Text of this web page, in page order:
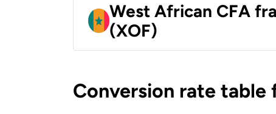
West African CFA
(XOF)
Conversion rate